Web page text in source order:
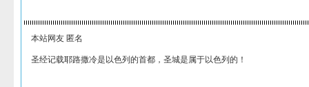
本站网友 匿名
圣经记载耶路撒冷是以色列的首都，圣城是属于以色列的！